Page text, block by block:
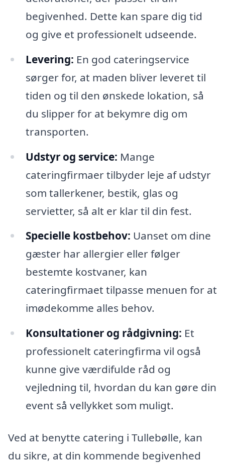
begivenhed. Dette kan spare dig tid
og give et professionelt udseende.
Levering: En god cateringservice
sørger for, at maden bliver leveret til
tiden og til den ønskede lokation, så
du slipper for at bekymre dig om
transporten.
Udstyr og service: Mange
cateringfirmaer tilbyder leje af udstyr
som tallerkener, bestik, glas og
servietter, så alt er klar til din fest.
Specielle kostbehov: Uanset om dine
gæster har allergier eller følger
bestemte kostvaner, kan
cateringfirmaet tilpasse menuen for at
imødekomme alles behov.
Konsultationer og rådgivning: Et
professionelt cateringfirma vil også
kunne give værdifulde råd og
vejledning til, hvordan du kan gøre din
event så vellykket som muligt.
Ved at benytte catering i Tullebølle, kan
du sikre, at din kommende begivenhed